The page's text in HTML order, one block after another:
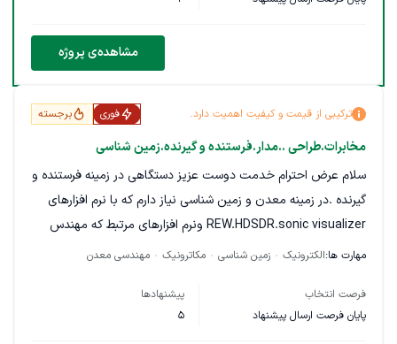
طراحی و پیادهسازی ارتباطات الکتریکی شامل تابلو برق و
توزیع توان، موارد ایمنی، نقشه های سیمکشی و اتصالات
وارتباطات.توانایی کار با نرم افزارEPLAN به صورتی که سازه به
طراحی و پیاده سازی مدارات الکترونیک کنترل حرکت سازه بر
یابردهای گسترده و Stand Alone .
انتخاب و جانمایی سنسورهای مناسب و مدارات خوانش
سنسورها با توجه به محیط کاربری پرینتر.
پیادهسازی سختافزار کامپیوتر بصورت Embedded بطوریکه
در محیط کارگاهی ساختمانی دارای عملکرد صحیح باشد.
x-y-z .
مشاهده‌ی پروژه
ترکیبی از قیمت و کیفیت اهمیت دارد. فوری برجسته
مخابرات.طراحی ..مدار.فرستنده و گیرنده.زمین شناسی
سلام عرض احترام خدمت دوست عزیز دستگاهی در زمینه فرستنده و
گیرنده .در زمینه معدن و زمین شناسی نیاز دارم که با نرم افزارهای
REW.HDSDR.sonic visualizer ونرم افزارهای مرتبط که مهندس
مخابرات و الکترونیک شناخت کافی داشته باشد. و بتواند دستگاه و
۳۶۰درجه داشته باشیم.که شامل طراحی مدار و ساخت مدار باشیم
انشاالله توضیحات کافی بوده باشد.
مهارت ها:الکترونیک زمین شناسی مکاترونیک مهندسی معدن
فرصت انتخاب
پایان فرصت ارسال پیشنهاد
پیشنهادها
5